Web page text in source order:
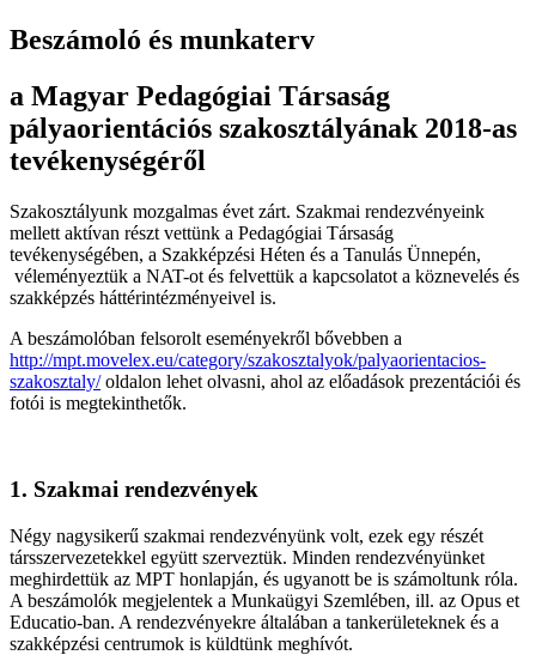
Beszámoló és munkaterv
a Magyar Pedagógiai Társaság
pályaorientációs szakosztályának 2018-as
tevékenységéről
Szakosztályunk mozgalmas évet zárt. Szakmai rendezvényeink
mellett aktívan részt vettünk a Pedagógiai Társaság
tevékenységében, a Szakképzési Héten és a Tanulás Ünnepén,
véleményeztük a NAT-ot és felvettük a kapcsolatot a köznevelés és
szakképzés háttérintézményeivel is.
A beszámolóban felsorolt eseményekről bővebben a
http://mpt.movelex.eu/category/szakosztalyok/palyaorientacios-
szakosztaly/oldalon lehet olvasni, ahol az előadások prezentációi és
fotói is megtekinthetők.
1. Szakmai rendezvények
Négy nagysikerű szakmai rendezvényünk volt, ezek egy részét
társszervezetekkel együtt szerveztük. Minden rendezvényünket
meghirdettük az MPT honlapján, és ugyanott be is számoltunk róla.
A beszámolók megjelentek a Munkaügyi Szemlében, ill. az Opus et
Educatio-ban. A rendezvényekre általában a tankerületeknek és a
szakképzési centrumok is küldtünk meghívót.